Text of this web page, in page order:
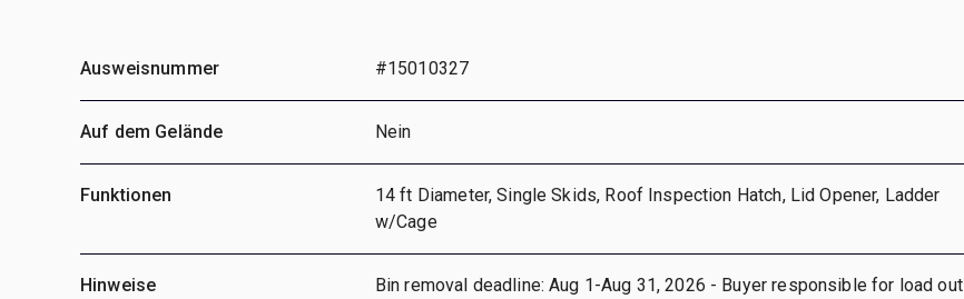
Ausweisnummer #15010327
Auf dem Gelände Nein
Funktionen
14 ft Diameter, Single Skids, Roof Inspection Hatch, Lid Opener, Ladder
w/Cage
Hinweise
Bin removal deadline: Aug 1-Aug 31, 2026 - Buyer responsible for load out